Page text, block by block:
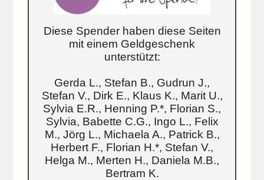
Diese Spender haben diese Seiten
mit einem Geldgeschenk
unterstützt:
Gerda L., Stefan B., Gudrun J.,
Stefan V., Dirk E., Klaus K., Marit U.,
Sylvia E.R., Henning P.*, Florian S.,
Sylvia, Babette C.G., Ingo L., Felix
M., Jörg L., Michaela A., Patrick B.,
Herbert F., Florian H.*, Stefan V.,
Helga M., Merten H., Daniela M.B.,
Bertram K.